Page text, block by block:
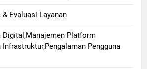
Evaluasi Layanan
Platform
Infrastruktur,Pengalaman Pengguna